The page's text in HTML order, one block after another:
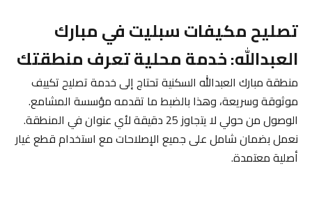
تصليح مكيفات سبليت في مبارك
العبدالله: خدمة محلية تعرف منطقتك
منطقة مبارك العبدالله السكنية تحتاج إلى خدمة تصليح تكييف
موثوقة وسريعة، وهذا بالضبط ما تقدمه مؤسسة المشامع.
الوصول من حولي لا يتجاوز 25 دقيقة لأي عنوان في المنطقة.
نعمل بضمان شامل على جميع الإصلاحات مع استخدام قطع غيار
أصلية معتمدة.